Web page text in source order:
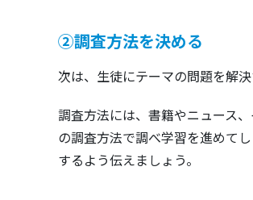
②調査方法を決める
次は、生徒にテーマの問題を解
調査方法には、書籍やニュース
の調査方法で調べ学習を進めて
するよう伝えましょう。